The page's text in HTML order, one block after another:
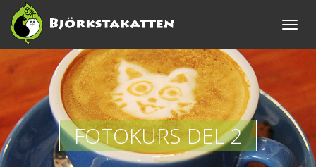
Toggle
FOTOKURS DEL 2